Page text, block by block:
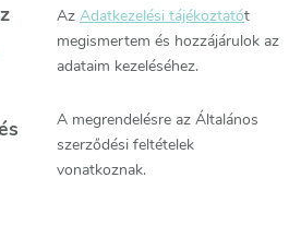
Az Adatkezelési tájékoztatót
megismertem és hozzájárulok az
adataim kezeléséhez.
A megrendelésre az Általános
szerződési feltételek
vonatkoznak.